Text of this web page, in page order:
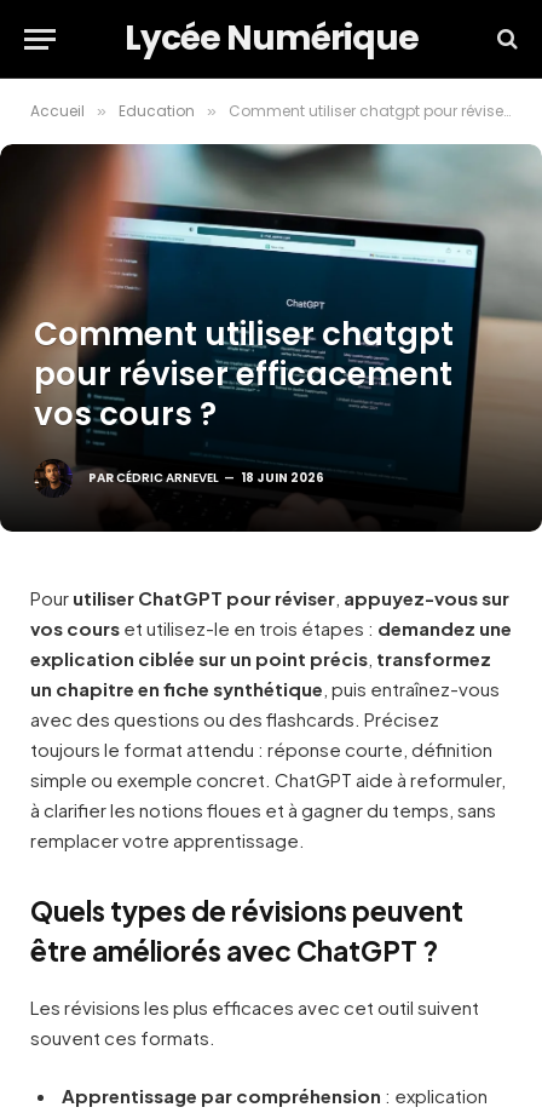
Lycée Numérique
Accueil » Education » Comment utiliser chatgpt pour réviser efficacement vos cours ?
Comment utiliser chatgpt
pour réviser efficacement
vos cours ?
PARCÉDRIC ARNEVEL 18 JUIN 2026
Pour utiliser ChatGPT pour réviser appuyez-vous sur
vos cours et utilisez-le en trois étapes : demandez une
explication ciblée sur un point précis transformez
un chapitre en fiche synthétique , puis entraînez-vous
avec des questions ou des flashcards. Précisez
toujours le format attendu : réponse courte, définition
simple ou exemple concret. ChatGPT aide à reformuler,
à clarifier les notions floues et à gagner du temps, sans
remplacer votre apprentissage.
Quels types de révisions peuvent
être améliorés avec ChatGPT ?
Les révisions les plus efficaces avec cet outil suivent
souvent ces formats.
Apprentissage par compréhension : explication